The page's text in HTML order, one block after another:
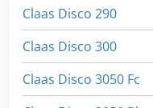
Claas Disco 290
Claas Disco 300
Claas Disco 3050 Fc